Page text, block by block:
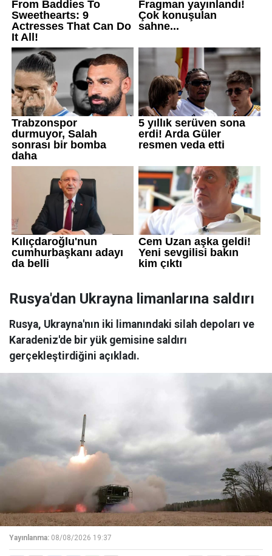
Rusya'dan Ukrayna limanlarına saldırı
Rusya, Ukrayna'nın iki limanındaki silah depoları ve
Karadeniz'de bir yük gemisine saldırı
gerçekleştirdiğini açıkladı.
Yayınlanma: 08/08/2026 19:37